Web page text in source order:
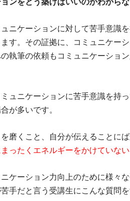
ニケーションに対して苦手意識
す。その証拠に、コミュニケー
執筆の依頼もコミュニケーショ
ュニケーションに苦手意識を持
が多いです。
磨くこと、自分が伝えることに
まったくエネルギーをかけていない
ケーション力向上のために様々
手だと言う受講生にこんな質問